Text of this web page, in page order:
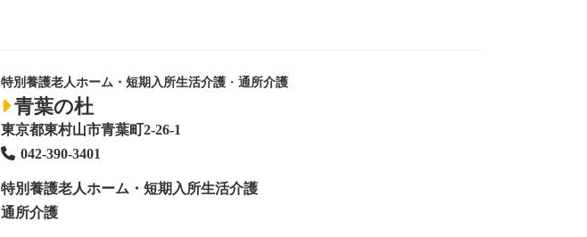
特別養護老人ホーム・短期入所生活介護 ・ 通所介護
青葉の杜
東京都東村山市青葉町2-26-1
042-390-3401
特別養護老人ホーム ・短期入所生活介護
通所介護